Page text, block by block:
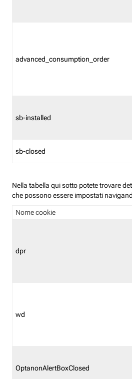
advanced_consumption_order
sb-installed
sb-closed
Nella tabella qui sotto potete trovare
che possono essere impostati
Nome cookie
dpr
wd
OptanonAlertBoxClosed